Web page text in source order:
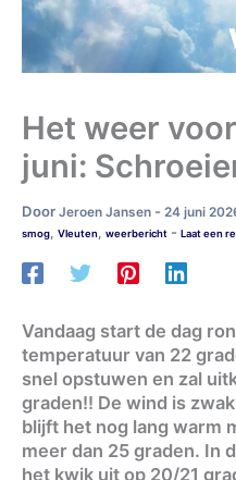
Het weer
juni:
Door Jeroen Jansen - 24 juni
smog, Vleuten, weerbericht - Laat een
Vandaag start de dag
temperatuur van 22
snel opstuwen en zal
graden!! De wind is
blijft het nog lang warm
meer dan 25 graden. In
het kwik uit op 20/21